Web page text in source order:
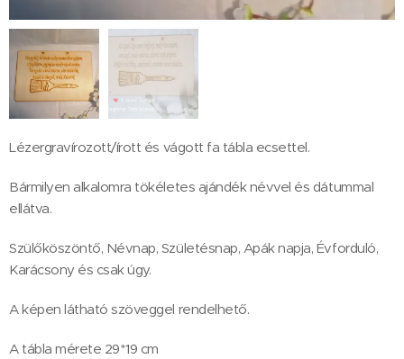
Lézergravírozott/írott és vágott fa tábla ecsettel.
Bármilyen alkalomra tökéletes ajándék névvel és dátummal
ellátva.
Szülőköszöntő, Névnap, Születésnap, Apák napja, Évforduló,
Karácsony és csak úgy.
A képen látható szöveggel rendelhető.
A tábla mérete 29*19 cm